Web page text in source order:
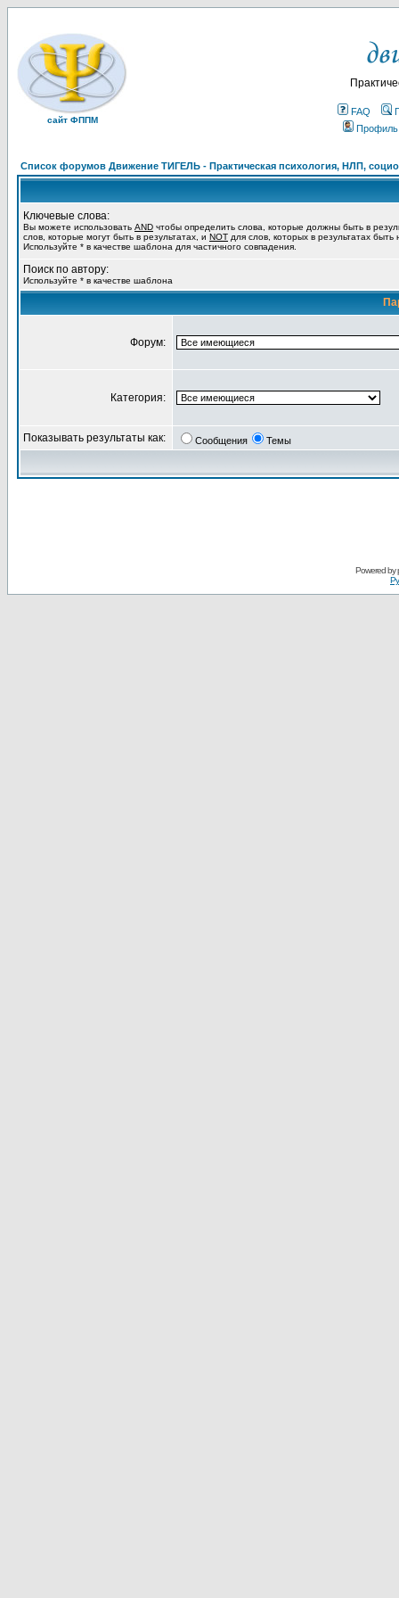
сайт ФППМ
FAQ
Профиль
Список форумов Движение ТИГЕЛЬ - Практическая психология, НЛП,
Ключевые слова:
Вы можете использовать AND чтобы определить слова, которые должны быть в
слов, которые могут быть в результатах, и NOT для слов, которых в результатах
Используйте * в качестве шаблона для частичного совпадения.
Поиск по автору:
Используйте * в качестве шаблона
Форум:
Категория:
Показывать результаты как: Сообщения Темы
Powered by